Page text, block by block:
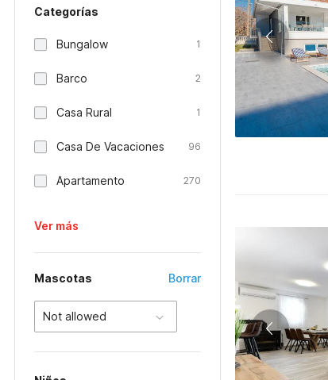
Categorías
Bungalow 1
Barco 2
Casa Rural 1
Casa De Vacaciones 96
Apartamento 270
Ver más
Mascotas Borrar
Not allowed